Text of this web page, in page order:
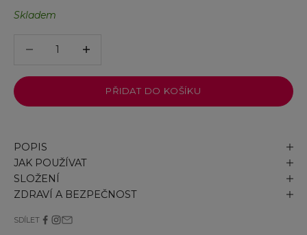
Skladem
PŘIDAT DO KOŠÍKU
POPIS
JAK POUŽÍVAT
SLOŽENÍ
ZDRAVÍ A BEZPEČNOST
SDÍLET